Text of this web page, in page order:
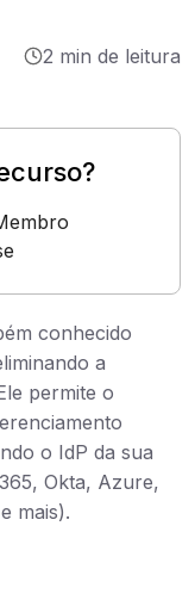
2 min de leitura
conhecido
a
permite o
o IdP da sua
Okta, Azure,
mais).